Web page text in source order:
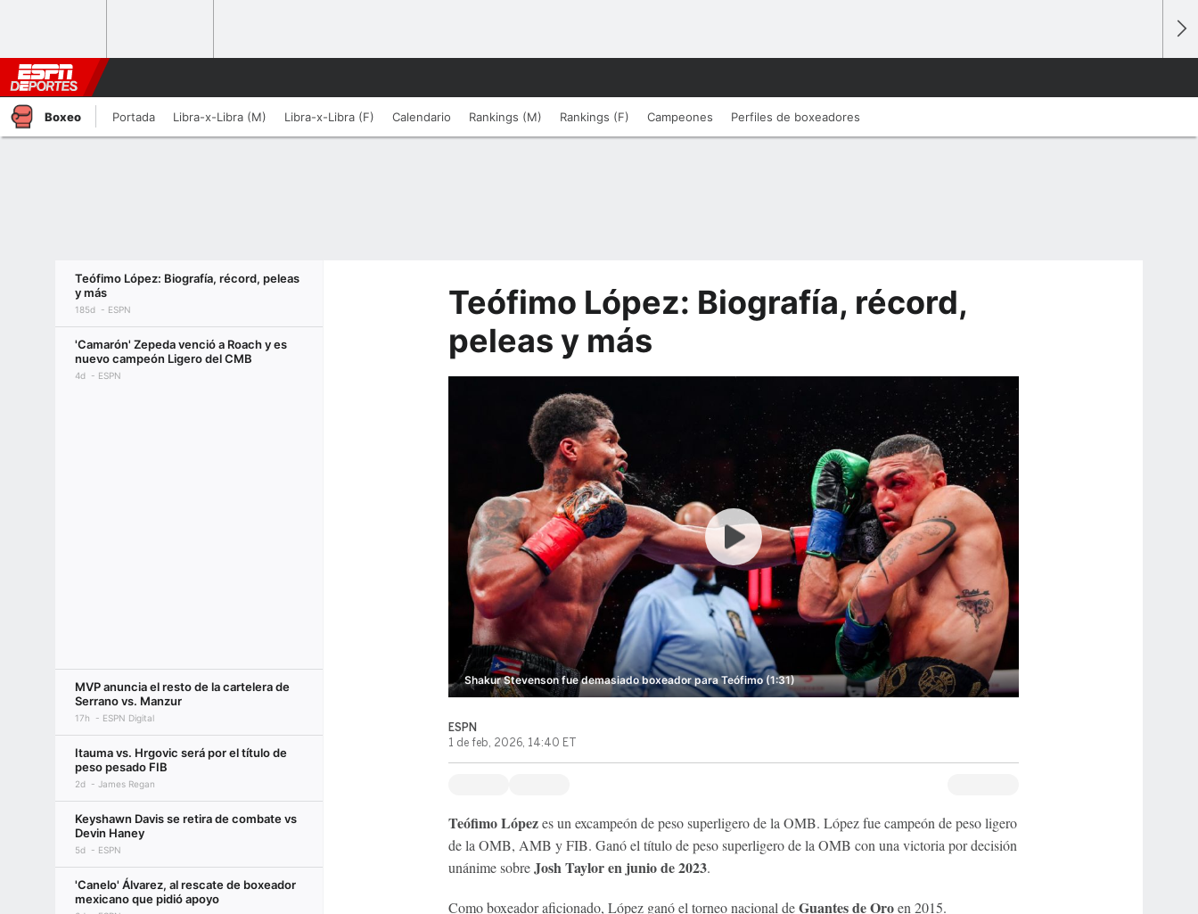
Boxeo Portada Libra-x-Libra (M) Libra-x-Libra (F) Calendario Rankings (M) Rankings (F) Campeones Perfiles de boxeadores
Teófimo López: Biografía, récord, peleas
y más
185d ESPN
'Camarón' Zepeda venció a Roach y es
nuevo campeón Ligero del CMB
4d ESPN
MVP anuncia el resto de la cartelera de
Serrano vs. Manzur
17h ESPN Digital
Itauma vs. Hrgovic será por el título de
peso pesado FIB
2d James Regan
Keyshawn Davis se retira de combate vs
Devin Haney
5d ESPN
'Canelo' Álvarez, al rescate de boxeador
mexicano que pidió apoyo
Teófimo López: Biografía, récord,
peleas y más
Shakur Stevenson fue demasiado boxeador para Teófimo (1:31)
ESPN
1 de feb, 2026, 14:40 ET
Teófimo Lópezes un excampeón de peso superligero de la OMB. López fue campeón de peso ligero
de la OMB, AMB y FIB. Ganó el título de peso superligero de la OMB con una victoria por decisión
unánime sobreJosh Taylor en junio de 2023.
Como boxeador aficionado, López ganó el torneo nacional deGuantes de Oroen 2015.